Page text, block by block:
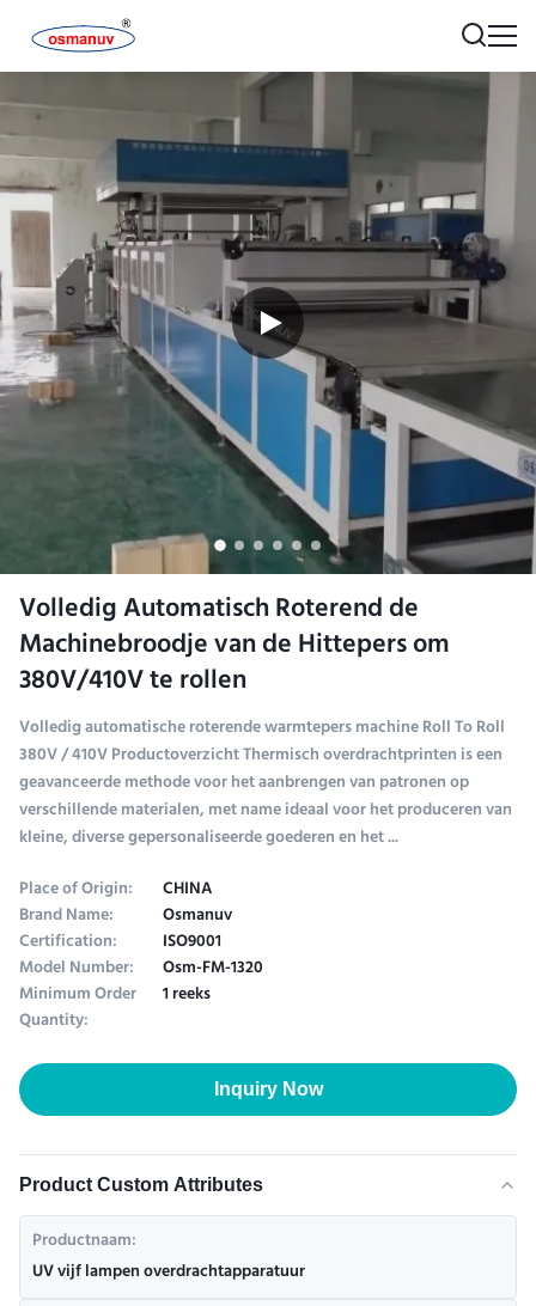
Volledig Automatisch Roterend de
Machinebroodje van de Hittepers om
380V/410V te rollen
Volledig automatische roterende warmtepers machine Roll To Roll
380V / 410V Productoverzicht Thermisch overdrachtprinten is een
geavanceerde methode voor het aanbrengen van patronen op
verschillende materialen, met name ideaal voor het produceren van
kleine, diverse gepersonaliseerde goederen en het ...
Place of Origin:
CHINA
Brand Name: Osmanuv
Certification: ISO9001
Model Number: Osm-FM-1320
Minimum Order
Quantity:
1 reeks
Inquiry Now
Product Custom Attributes
Productnaam:
UV vijf lampen overdrachtapparatuur